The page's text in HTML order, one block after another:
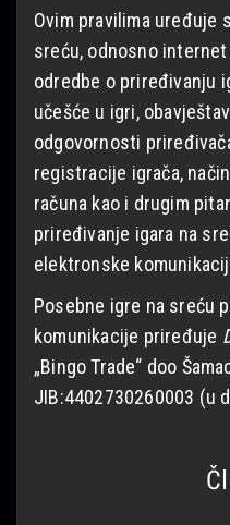
Ovim pravilima uređuje
sreću, odnosno
odredbe o priređivanju
učešće u igri,
odgovornosti
registracije igrača,
računa kao i drugim
priređivanje igara na
elektronske
Posebne igre na sreću
komunikacije priređuje
„Bingo Trade“ doo
JIB:4402730260003 (u